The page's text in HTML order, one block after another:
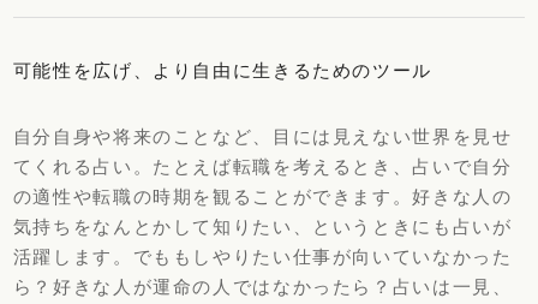
可能性を広げ、より自由に生きるためのツール
自分自身や将来のことなど、目には見えない世界を見せ
てくれる占い。たとえば転職を考えるとき、占いで自分
の適性や転職の時期を観ることができます。好きな人の
気持ちをなんとかして知りたい、というときにも占いが
活躍します。でももしやりたい仕事が向いていなかった
ら？好きな人が運命の人ではなかったら？占いは一見、